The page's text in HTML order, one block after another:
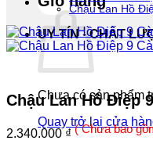
Chưa có sản phẩm
Quay trở lại cửa
Chậu Lan Hồ
UY TÍN-CHẤT
Chậu Lan Hồ Điệp
2.340.000 ₫ ( Chưa bao